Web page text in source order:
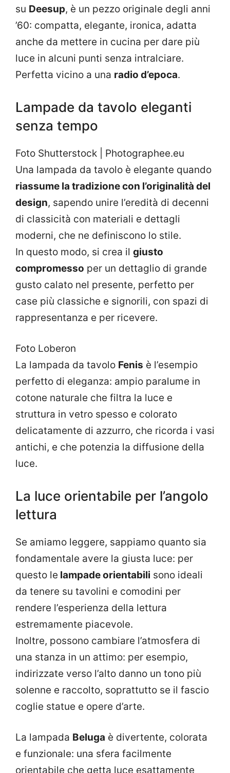
su Deesup, è un pezzo originale degli anni
’60: compatta, elegante, ironica, adatta
anche da mettere in cucina per dare più
luce in alcuni punti senza intralciare.
Perfetta vicino a una radio d’epoca.
Lampade da tavolo eleganti
senza tempo
Foto Shutterstock | Photographee.eu
Una lampada da tavolo è elegante quando
riassume la tradizione con l’originalità del
design, sapendo unire l’eredità di decenni
di classicità con materiali e dettagli
moderni, che ne definiscono lo stile.
In questo modo, si crea il giusto
compromesso per un dettaglio di grande
gusto calato nel presente, perfetto per
case più classiche e signorili, con spazi di
rappresentanza e per ricevere.
Foto Loberon
La lampada da tavolo Fenis è l’esempio
perfetto di eleganza: ampio paralume in
cotone naturale che filtra la luce e
struttura in vetro spesso e colorato
delicatamente di azzurro, che ricorda i vasi
antichi, e che potenzia la diffusione della
luce.
La luce orientabile per l’angolo
lettura
Se amiamo leggere, sappiamo quanto sia
fondamentale avere la giusta luce: per
questo le lampade orientabili sono ideali
da tenere su tavolini e comodini per
rendere l’esperienza della lettura
estremamente piacevole.
Inoltre, possono cambiare l’atmosfera di
una stanza in un attimo: per esempio,
indirizzate verso l’alto danno un tono più
solenne e raccolto, soprattutto se il fascio
coglie statue e opere d’arte.
La lampada Beluga è divertente, colorata
e funzionale: una sfera facilmente
orientabile che getta luce esattamente